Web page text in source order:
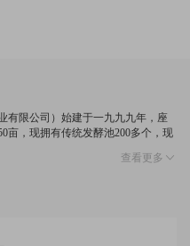
有限公司）始建于一九九九年，座
，现拥有传统发酵池200多个，现
酒5000多吨，产值1.2亿元；现有注
争，我们深知：“唯有坚持‘先做
科学化”,以客户满意为最终工作目
查看更多